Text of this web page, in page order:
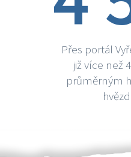
Přes portál
již více než
průměrným